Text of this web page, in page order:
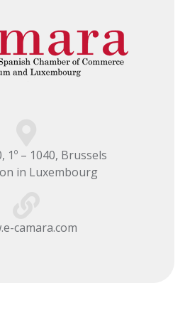
1º – 1040, Brussels
in Luxembourg
camara.com